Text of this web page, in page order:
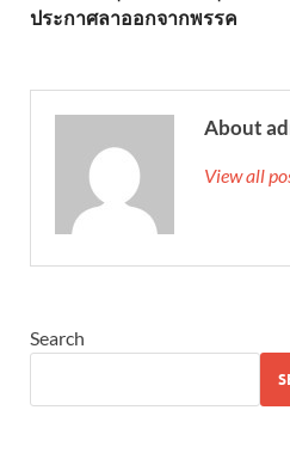
ประกาศลาออกจากพรรค
About
View all
Search